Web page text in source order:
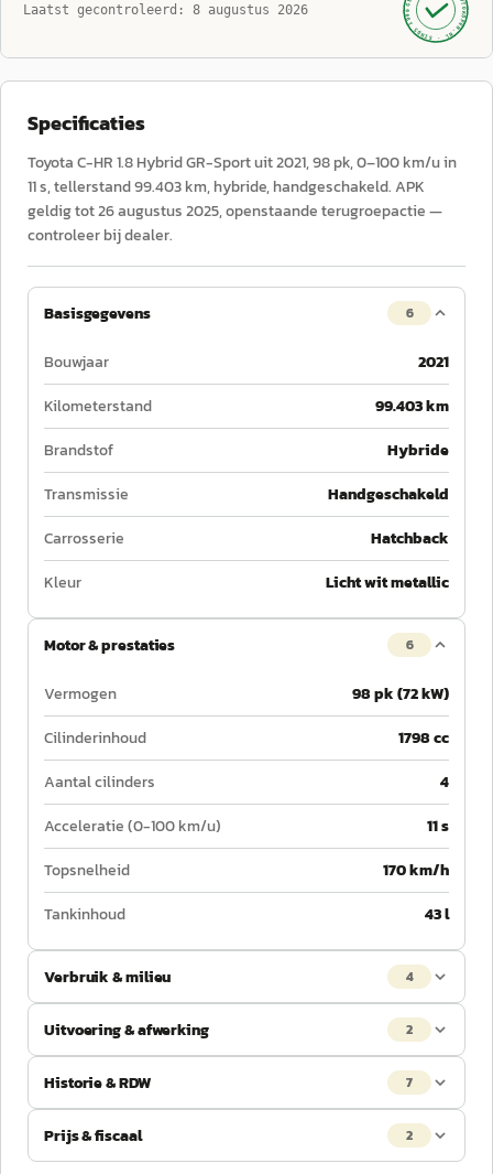
Laatst gecontroleerd: 8 augustus 2026 AUTOKOPEN.NL
· SINDS 1999 ·
Specificaties
Toyota C-HR 1.8 Hybrid GR-Sport uit 2021, 98 pk, 0–100 km/u in
11 s, tellerstand 99.403 km, hybride, handgeschakeld. APK
geldig tot 26 augustus 2025, openstaande terugroepactie —
controleer bij dealer.
Basisgegevens 6
Bouwjaar
2021
Kilometerstand
99.403 km
Brandstof
Hybride
Transmissie
Handgeschakeld
Carrosserie
Hatchback
Kleur
Licht wit metallic
Motor & prestaties 6
Vermogen
98 pk (72 kW)
Cilinderinhoud
1798 cc
Aantal cilinders
4
Acceleratie (0-100 km/u)
11 s
Topsnelheid
170 km/h
Tankinhoud
43 l
Verbruik & milieu 4
Uitvoering & afwerking 2
Historie & RDW 7
Prijs & fiscaal 2